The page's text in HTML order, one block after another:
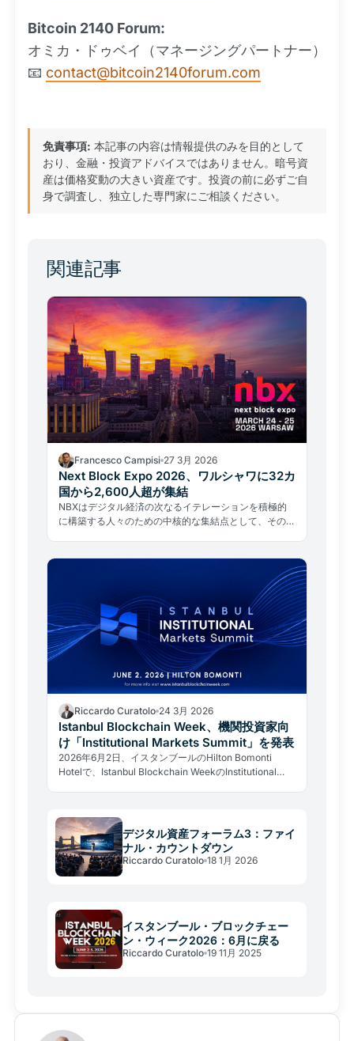
Bitcoin 2140 Forum:
オミカ・ドゥベイ（マネージングパートナー）
📧 contact@bitcoin2140forum.com
免責事項: 本記事の内容は情報提供のみを目的として
おり、金融・投資アドバイスではありません。暗号資
産は価格変動の大きい資産です。投資の前に必ずご自
身で調査し、独立した専門家にご相談ください。
関連記事
Francesco Campisi 27 3月 2026
Next Block Expo 2026、ワルシャワに32カ
国から2,600人超が集結
NBXはデジタル経済の次なるイテレーションを積極的
に構築する人々のための中核的な集結点として、その地
Riccardo Curatolo 24 3月 2026
Istanbul Blockchain Week、機関投資家向
け「Institutional Markets Summit」を発表
2026年6月2日、イスタンブールのHilton Bomonti
Hotelで、Istanbul Blockchain WeekのInstitutional
デジタル資産フォーラム3：ファイ
ナル・カウントダウン
Riccardo Curatolo 18 1月 2026
イスタンブール・ブロックチェー
ン・ウィーク2026：6月に戻る
Riccardo Curatolo 19 11月 2025